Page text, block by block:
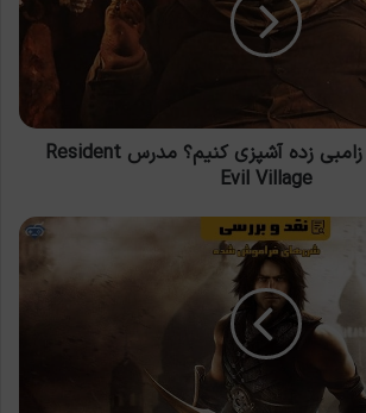
چگونه در دنیای زامبی زده آشپزی کنیم؟ مدرس Resident
Evil Village